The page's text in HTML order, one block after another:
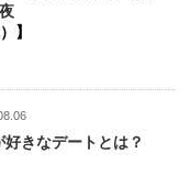
】
きなデートとは？